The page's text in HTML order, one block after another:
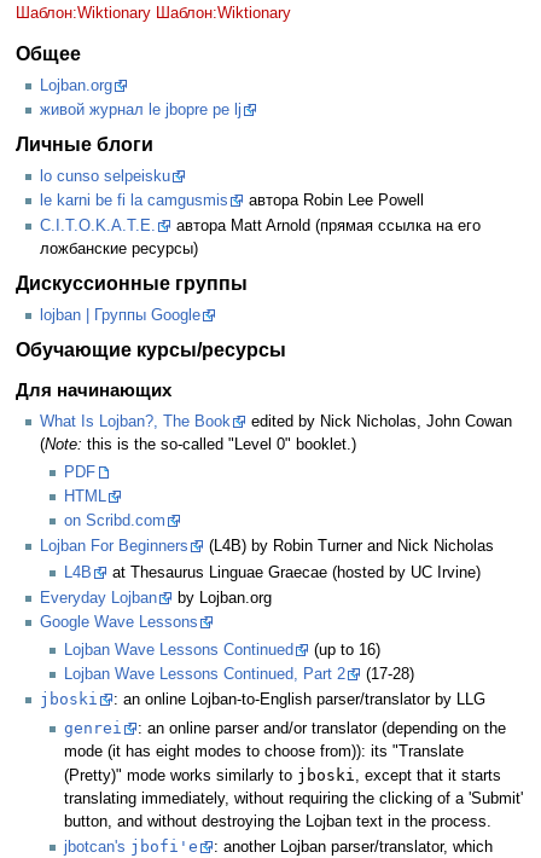
Шаблон:Wiktionary
Шаблон:Wiktionary
Общее
Lojban.org
живой журнал le jbopre pe lj
Личные блоги
lo cunso selpeisku
le karni be fi la camgusmis
автора Robin Lee Powell
C.I.T.O.K.A.T.E.
автора Matt Arnold (прямая ссылка на его
ложбанские ресурсы)
Дискуссионные группы
lojban | Группы Google
Обучающие курсы/ресурсы
Для начинающих
What Is Lojban?, The Book
edited by Nick Nicholas, John Cowan
(Note: this is the so-called "Level 0" booklet.)
PDF
HTML
on Scribd.com
Lojban For Beginners
(L4B) by Robin Turner and Nick Nicholas
L4B
at Thesaurus Linguae Graecae (hosted by UC Irvine)
Everyday Lojban
by Lojban.org
Google Wave Lessons
Lojban Wave Lessons Continued
(up to 16)
Lojban Wave Lessons Continued, Part 2
(17-28)
jboski : an online Lojban-to-English parser/translator by LLG
genrei
: an online parser and/or translator (depending on the
mode (it has eight modes to choose from)): its "Translate
(Pretty)" mode works similarly to jboski , except that it starts
translating immediately, without requiring the clicking of a 'Submit'
button, and without destroying the Lojban text in the process.
jbotcan's jbofi'e
: another Lojban parser/translator, which